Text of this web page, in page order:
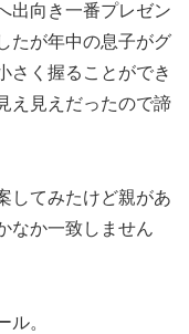
出向き一番プレゼン
たが年中の息子がグ
さく握ることができ
え見えだったので諦
してみたけど親があ
なか一致しません
ル。